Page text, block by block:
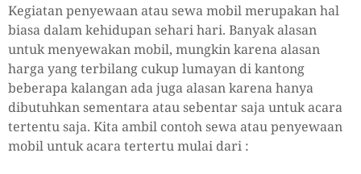
Kegiatan penyewaan atau sewa mobil merupakan hal
biasa dalam kehidupan sehari hari. Banyak alasan
untuk menyewakan mobil, mungkin karena alasan
harga yang terbilang cukup lumayan di kantong
beberapa kalangan ada juga alasan karena hanya
dibutuhkan sementara atau sebentar saja untuk acara
tertentu saja. Kita ambil contoh sewa atau penyewaan
mobil untuk acara tertertu mulai dari :